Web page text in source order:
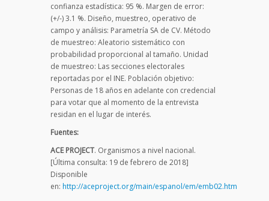
confianza estadística: 95 %. Margen de error:
(+/-) 3.1 %. Diseño, muestreo, operativo de
campo y análisis: Parametría SA de CV. Método
de muestreo: Aleatorio sistemático con
probabilidad proporcional al tamaño. Unidad
de muestreo: Las secciones electorales
reportadas por el INE. Población objetivo:
Personas de 18 años en adelante con credencial
para votar que al momento de la entrevista
residan en el lugar de interés.
Fuentes:
ACE PROJECT. Organismos a nivel nacional.
[Última consulta: 19 de febrero de 2018]
Disponible
en: http://aceproject.org/main/espanol/em/emb02.htm